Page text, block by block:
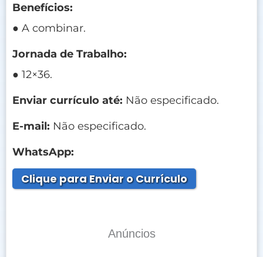
Benefícios:
● A combinar.
Jornada de Trabalho:
● 12×36.
Enviar currículo até: Não especificado.
E-mail: Não especificado.
WhatsApp:
Clique para Enviar o Currículo
Anúncios